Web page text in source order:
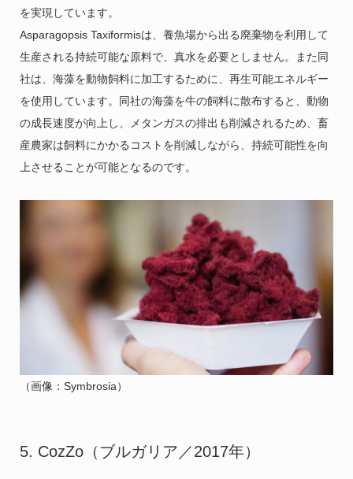
を実現しています。
Asparagopsis Taxiformisは、養魚場から出る廃棄物を利用して
生産される持続可能な原料で、真水を必要としません。また同
社は、海藻を動物飼料に加工するために、再生可能エネルギー
を使用しています。同社の海藻を牛の飼料に散布すると、動物
の成長速度が向上し、メタンガスの排出も削減されるため、畜
産農家は飼料にかかるコストを削減しながら、持続可能性を向
上させることが可能となるのです。
（画像：Symbrosia）
5. CozZo（ブルガリア／2017年）